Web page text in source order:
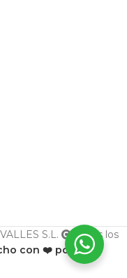
S.L.
Todos los
con ❤️ por ESF